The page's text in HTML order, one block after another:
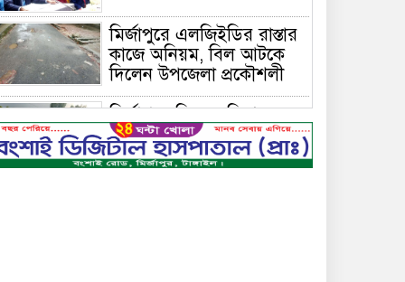
মির্জাপুরে এলজিইডির রাস্তার
কাজে অনিয়ম, বিল আটকে
দিলেন উপজেলা প্রকৌশলী
মির্জাপুরে বিলে অভিযান,
অবৈধ চায়না দুয়ারি জাল
ধ্বংস